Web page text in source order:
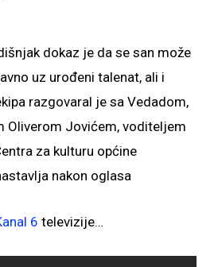
dokaz je da se san može
uz urođeni talenat, ali i
razgovaral je sa Vedadom,
Oliverom Jovićem, voditeljem
za kulturu općine
nakon oglasa
6 televizije…